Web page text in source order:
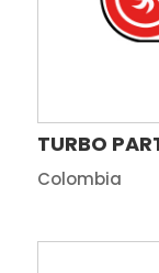
TURBO
Colombia